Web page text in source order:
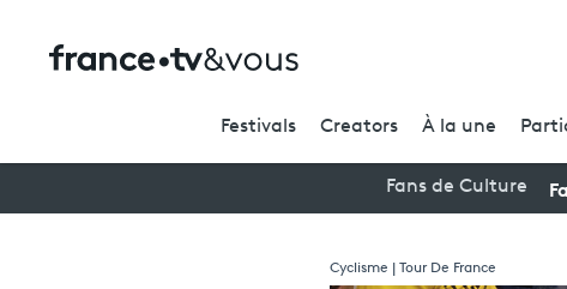
Festivals Creators À la une
Fans de Culture
Cyclisme | Tour De France